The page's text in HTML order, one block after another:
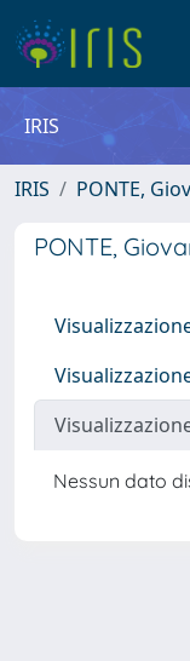
IRIS
IRIS PONTE,
PONTE,
Nessun dato